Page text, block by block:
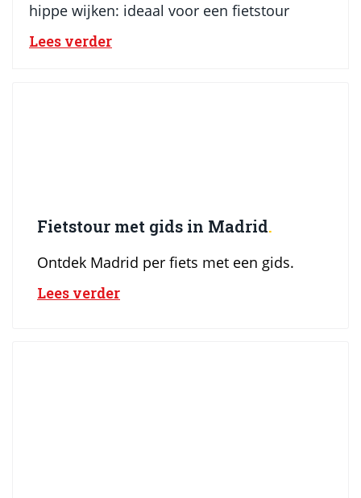
hippe wijken: ideaal voor een fietstour
Lees verder
Fietstour met gids in Madrid
Ontdek Madrid per fiets met een gids.
Lees verder